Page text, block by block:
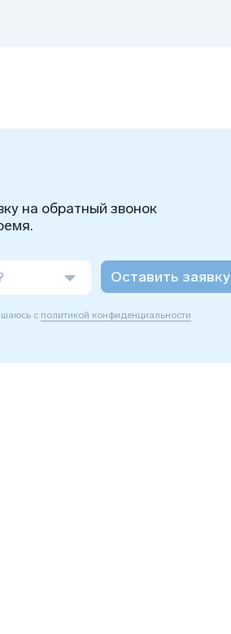
на обратный звонок
Оставить заявку
с политикой конфиденциальности